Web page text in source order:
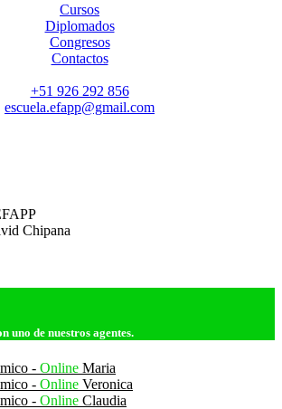
Cursos
Diplomados
Congresos
Contactos
+51 926 292 856
escuela.efapp@gmail.com
Chipana
uno de nuestros agentes.
- Online Maria
- Online Veronica
- Online Claudia